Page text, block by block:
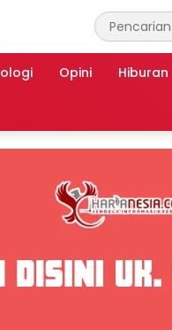
Opini Hiburan